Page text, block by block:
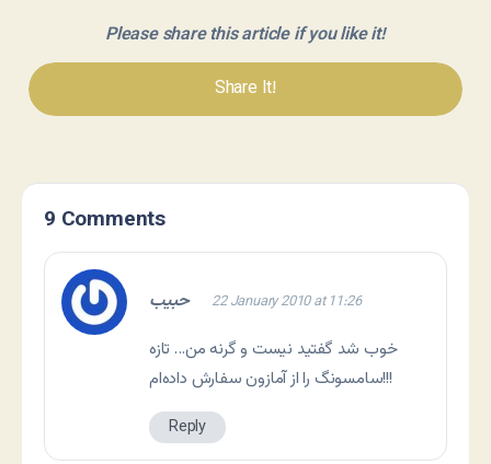
Please share this article if you like it!
Share It!
9 Comments
حبیب 22 January 2010 at 11:26
خوب شد گفتید نیست و گرنه من… تازه
سامسونگ را از آمازون سفارش داده‌ام!!!
Reply